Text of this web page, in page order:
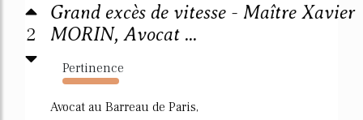
2
Grand excès de vitesse - Maître Xavier
MORIN, Avocat ...
Pertinence
9642%
Avocat au Barreau de Paris,